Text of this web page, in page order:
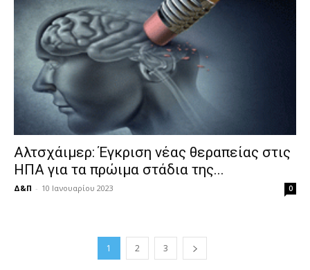
Αλτσχάιμερ: Έγκριση νέας θεραπείας στις
ΗΠΑ για τα πρώιμα στάδια της...
Δ&Π - 10 Ιανουαρίου 2023 0
1 2 3